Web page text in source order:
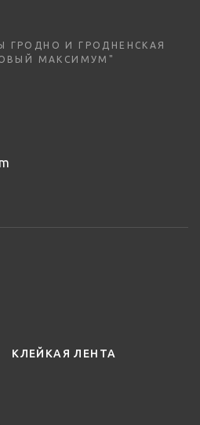
ГРОДНО И ГРОДНЕНСКАЯ
МАКСИМУМ"
КЛЕЙКАЯ ЛЕНТА